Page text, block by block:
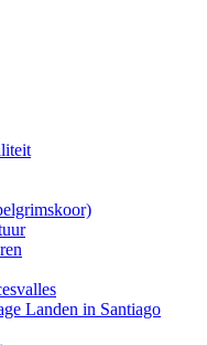
Landen in Santiago